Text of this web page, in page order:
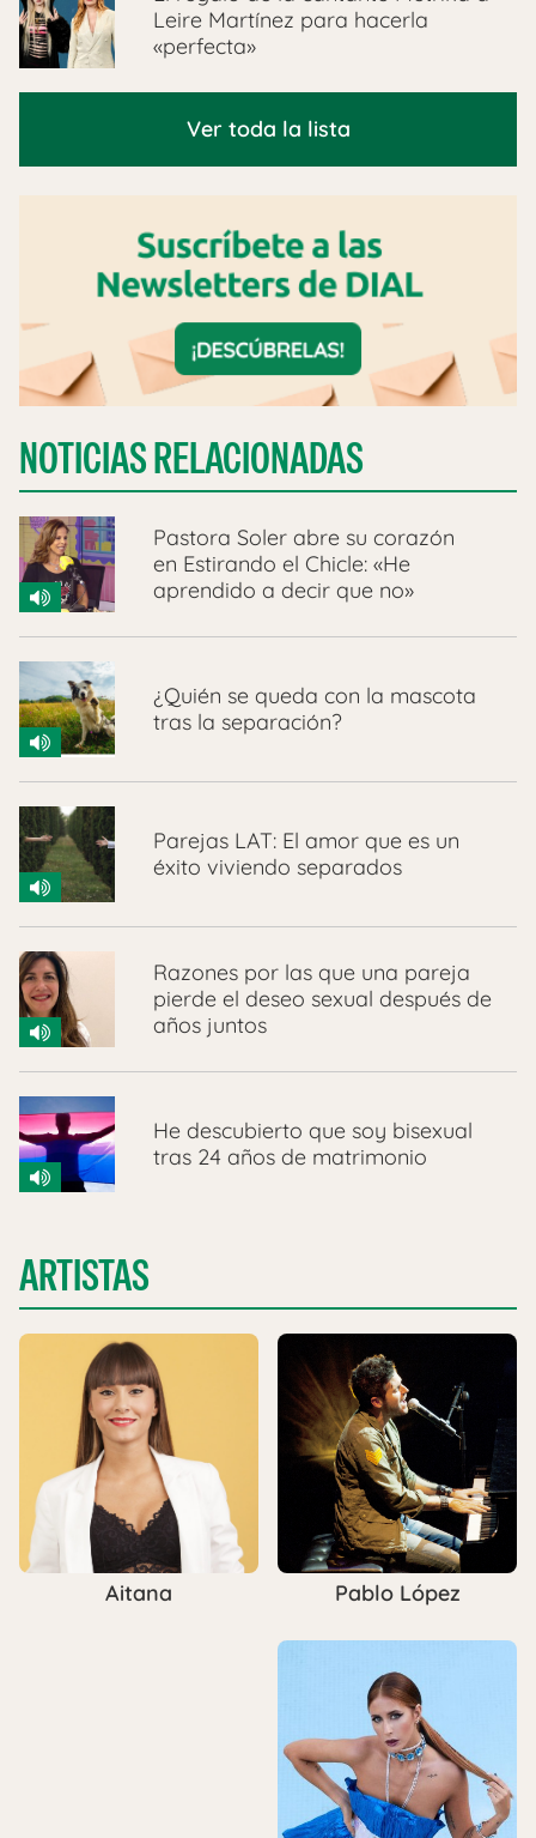
Leire Martínez para hacerla
«perfecta»
Ver toda la lista
NOTICIAS RELACIONADAS
Pastora Soler abre su corazón
en Estirando el Chicle: «He
aprendido a decir que no»
¿Quién se queda con la mascota
tras la separación?
Parejas LAT: El amor que es un
éxito viviendo separados
Razones por las que una pareja
pierde el deseo sexual después de
años juntos
He descubierto que soy bisexual
tras 24 años de matrimonio
ARTISTAS
Aitana Pablo López